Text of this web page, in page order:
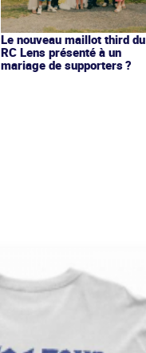
Le nouveau maillot third du
RC Lens présenté à un
mariage de supporters ?